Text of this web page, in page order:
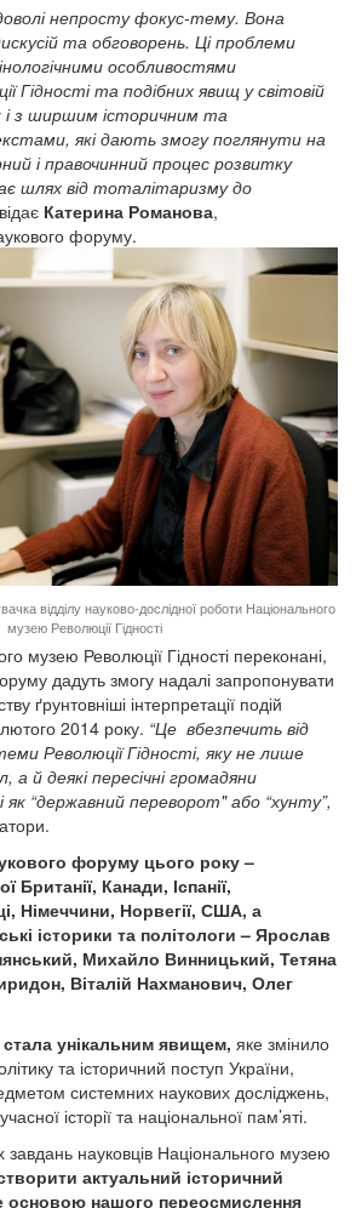
непросту фокус-тему. Вона
та обговорень. Ці проблеми
особливостями
Гідності та подібних явищ у світовій
і з ширшим історичним та
які дають змогу поглянути на
і правочинний процес розвитку
шлях від тоталітаризму до
Катерина Романова,
форуму.
відділу науково-дослідної роботи Національного
музею Революції Гідності
музею Революції Гідності переконані,
дадуть змогу надалі запропонувати
ґрунтовніші інтерпретації подій
2014 року. “Це вбезпечить від
Революції Гідності, яку не лише
а й деякі пересічні громадяни
як “державний переворот" або “хунту”,
форуму цього року –
Британії, Канади, Іспанії,
Німеччини, Норвегії, США, а
історики та політологи – Ярослав
Михайло Винницький, Тетяна
Віталій Нахманович, Олег
стала унікальним явищем, яке змінило
та історичний поступ України,
системних наукових досліджень,
історії та національної пам’яті.
завдань науковців Національного музею
актуальний історичний
основою нашого переосмислення